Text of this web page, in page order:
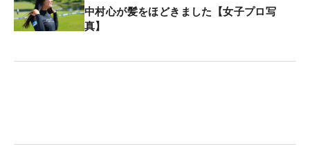
中村心が髪をほどきました【女子プロ写
真】